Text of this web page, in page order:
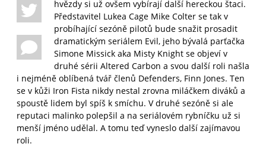
hvězdy si už ovšem vybírají další hereckou štaci.
Představitel Lukea Cage Mike Colter se tak v
probíhající sezóně pilotů bude snažit prosadit
dramatickým seriálem Evil, jeho bývalá parťačka
Simone Missick aka Misty Knight se objeví v
druhé sérii Altered Carbon a svou další roli našla
i nejméně oblíbená tvář členů Defenders, Finn Jones. Ten
se v kůži Iron Fista nikdy nestal zrovna miláčkem diváků a
spoustě lidem byl spíš k smíchu. V druhé sezóně si ale
reputaci malinko polepšil a na seriálovém rybníčku už si
menší jméno udělal. A tomu teď vyneslo další zajímavou
roli.